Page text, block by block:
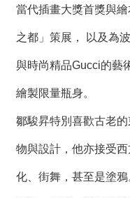
當代插畫大獎首獎與
之都」策展， 以及為
與時尚精品Gucci的藝
繪製限量瓶身。
鄒駿昇特別喜歡古老
物與設計，他亦接受
化、街舞，甚至是塗